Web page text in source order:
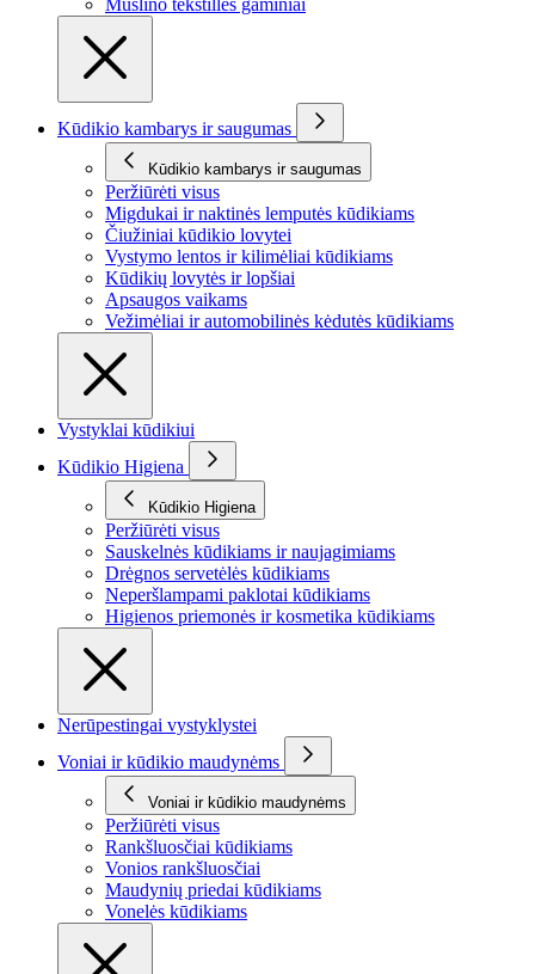
Muslino tekstillės gaminiai
Kūdikio kambarys ir saugumas
Kūdikio kambarys ir saugumas
Peržiūrėti visus
Migdukai ir naktinės lemputės kūdikiams
Čiužiniai kūdikio lovytei
Vystymo lentos ir kilimėliai kūdikiams
Kūdikių lovytės ir lopšiai
Apsaugos vaikams
Vežimėliai ir automobilinės kėdutės kūdikiams
Vystyklai kūdikiui
Kūdikio Higiena
Kūdikio Higiena
Peržiūrėti visus
Sauskelnės kūdikiams ir naujagimiams
Drėgnos servetėlės kūdikiams
Neperšlampami paklotai kūdikiams
Higienos priemonės ir kosmetika kūdikiams
Nerūpestingai vystyklystei
Voniai ir kūdikio maudynėms
Voniai ir kūdikio maudynėms
Peržiūrėti visus
Rankšluosčiai kūdikiams
Vonios rankšluosčiai
Maudynių priedai kūdikiams
Vonelės kūdikiams